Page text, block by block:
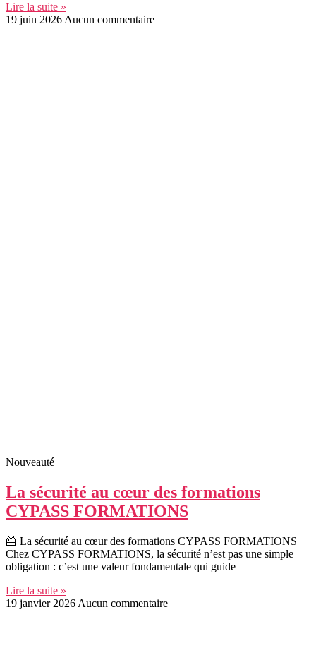
Lire la suite »
19 juin 2026Aucun commentaire
Nouveauté
La sécurité au cœur des formations
CYPASS FORMATIONS
🦺 La sécurité au cœur des formations CYPASS FORMATIONS
Chez CYPASS FORMATIONS, la sécurité n’est pas une simple
obligation : c’est une valeur fondamentale qui guide
Lire la suite »
19 janvier 2026 Aucun commentaire